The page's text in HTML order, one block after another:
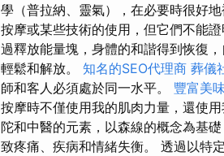
學（普拉納、靈氣），在必要時很好
按摩或某些技術的使用，但它們不能
過釋放能量塊，身體的和諧得到恢復
輕鬆和解放。 知名的SEO代理商 葬儀
師和客人必須處於同一水平。 豐富美
按摩時不僅使用我的肌肉力量，還使
陀和中醫的元素，以森線的概念為基
致疼痛、疾病和情緒失衡。 透過以特